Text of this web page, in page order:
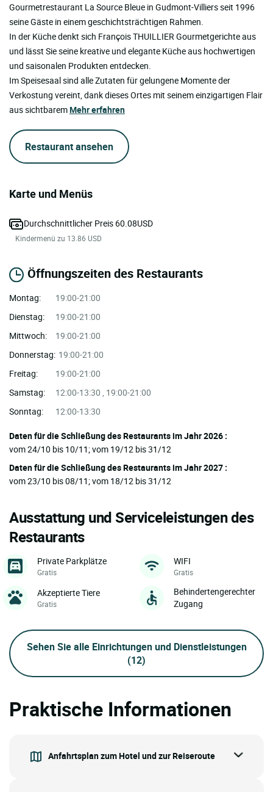
Gourmetrestaurant La Source Bleue in Gudmont-Villiers seit 1996
seine Gäste in einem geschichtsträchtigen Rahmen.
In der Küche denkt sich François THUILLIER Gourmetgerichte aus
und lässt Sie seine kreative und elegante Küche aus hochwertigen
und saisonalen Produkten entdecken.
Im Speisesaal sind alle Zutaten für gelungene Momente der
Verkostung vereint, dank dieses Ortes mit seinem einzigartigen Flair
aus sichtbaremMehr erfahren
Restaurant ansehen
Karte und Menüs
Durchschnittlicher Preis 60.08USD
Kindermenü zu 13.86 USD
Öffnungszeiten des Restaurants
Montag:
19:00-21:00
Dienstag:
19:00-21:00
Mittwoch:
19:00-21:00
Donnerstag: 19:00-21:00
Freitag:
19:00-21:00
Samstag:
12:00-13:30 , 19:00-21:00
Sonntag:
12:00-13:30
Daten für die Schließung des Restaurants im Jahr 2026 :
vom 24/10 bis 10/11; vom 19/12 bis 31/12
Daten für die Schließung des Restaurants im Jahr 2027 :
vom 23/10 bis 08/11; vom 18/12 bis 31/12
Ausstattung und Serviceleistungen des
Restaurants
Private Parkplätze
Gratis
WIFI
Gratis
Akzeptierte Tiere
Gratis
Behindertengerechter
Zugang
Sehen Sie alle Einrichtungen und Dienstleistungen
(12)
Praktische Informationen
Anfahrtsplan zum Hotel und zur Reiseroute